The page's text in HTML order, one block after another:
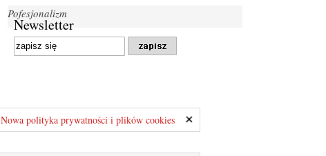
Pofesjonalizm
Newsletter
Nowa polityka prywatności i plików cookies